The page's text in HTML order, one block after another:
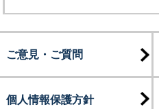
ご意見・ご質問
個人情報保護方針